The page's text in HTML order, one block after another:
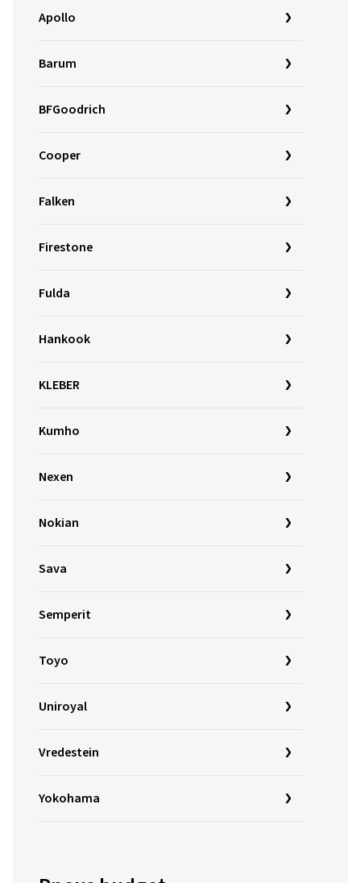
Apollo
Barum
BFGoodrich
Cooper
Falken
Firestone
Fulda
Hankook
KLEBER
Kumho
Nexen
Nokian
Sava
Semperit
Toyo
Uniroyal
Vredestein
Yokohama